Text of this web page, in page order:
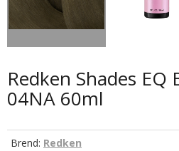
Redken Shades EQ
04NA 60ml
Brend: Redken